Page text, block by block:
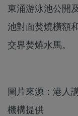
東涌游泳池公開
池對面焚燒橫額
交界焚燒水馬。
圖片來源：港人
機構提供